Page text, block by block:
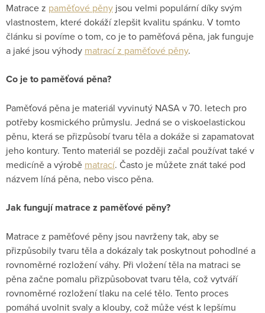
Matrace z paměťové pěny jsou velmi populární díky svým
vlastnostem, které dokáží zlepšit kvalitu spánku. V tomto
článku si povíme o tom, co je to paměťová pěna, jak funguje
a jaké jsou výhody matrací z paměťové pěny.
Co je to paměťová pěna?
Paměťová pěna je materiál vyvinutý NASA v 70. letech pro
potřeby kosmického průmyslu. Jedná se o viskoelastickou
pěnu, která se přizpůsobí tvaru těla a dokáže si zapamatovat
jeho kontury. Tento materiál se později začal používat také v
medicíně a výrobě matrací. Často je můžete znát také pod
názvem líná pěna, nebo visco pěna.
Jak fungují matrace z paměťové pěny?
Matrace z paměťové pěny jsou navrženy tak, aby se
přizpůsobily tvaru těla a dokázaly tak poskytnout pohodlné a
rovnoměrné rozložení váhy. Při vložení těla na matraci se
pěna začne pomalu přizpůsobovat tvaru těla, což vytváří
rovnoměrné rozložení tlaku na celé tělo. Tento proces
pomáhá uvolnit svaly a klouby, což může vést k lepšímu